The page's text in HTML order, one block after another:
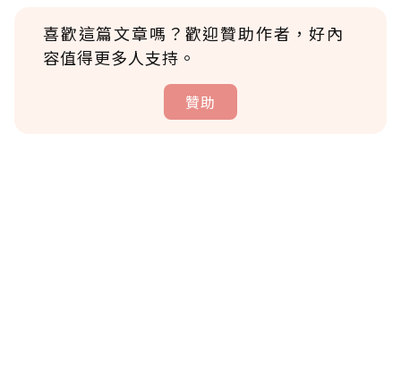
喜歡這篇文章嗎？歡迎贊助作者，好內
容值得更多人支持。
贊助